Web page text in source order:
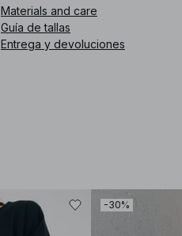
Materials and care
Guía de tallas
Entrega y devoluciones
-30%